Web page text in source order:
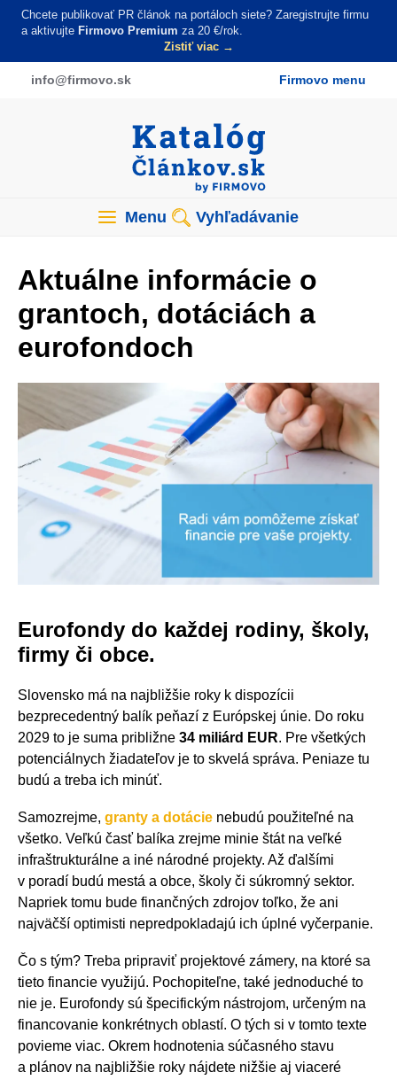
Skočiť
obsah
Chcete publikovať PR článok na portáloch siete? Zaregistrujte firmu
a aktivujte Firmovo Premium za 20 €/rok.
Zistiť viac →
info@firmovo.sk Firmovo menu
Menu Vyhľadávanie
Aktuálne informácie o
grantoch, dotáciách a
eurofondoch
Eurofondy do každej rodiny, školy,
firmy či obce.
Slovensko má na najbližšie roky k dispozícii
bezprecedentný balík peňazí z Európskej únie. Do roku
2029 to je suma približne 34 miliárd EUR. Pre všetkých
potenciálnych žiadateľov je to skvelá správa. Peniaze tu
budú a treba ich minúť.
Samozrejme, granty a dotácie nebudú použiteľné na
všetko. Veľkú časť balíka zrejme minie štát na veľké
infraštrukturálne a iné národné projekty. Až ďalšími
v poradí budú mestá a obce, školy či súkromný sektor.
Napriek tomu bude finančných zdrojov toľko, že ani
najväčší optimisti nepredpokladajú ich úplné vyčerpanie.
Čo s tým? Treba pripraviť projektové zámery, na ktoré sa
tieto financie využijú. Pochopiteľne, také jednoduché to
nie je. Eurofondy sú špecifickým nástrojom, určeným na
financovanie konkrétnych oblastí. O tých si v tomto texte
povieme viac. Okrem hodnotenia súčasného stavu
a plánov na najbližšie roky nájdete nižšie aj viaceré